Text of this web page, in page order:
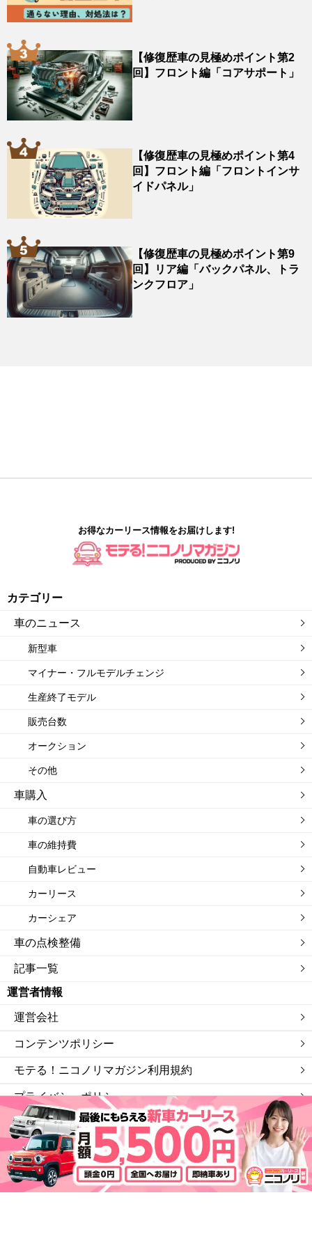
【修復歴車の見極めポイント第2
回】フロント編「コアサポート」
【修復歴車の見極めポイント第4
回】フロント編「フロントインサ
イドパネル」
【修復歴車の見極めポイント第9
回】リア編「バックパネル、トラ
ンクフロア」
お得なカーリース情報をお届けします!
カテゴリー
車のニュース
新型車
マイナー・フルモデルチェンジ
生産終了モデル
販売台数
オークション
その他
車購入
車の選び方
車の維持費
自動車レビュー
カーリース
カーシェア
車の点検整備
記事一覧
運営者情報
運営会社
コンテンツポリシー
モテる！ニコノリマガジン利用規約
プライバシーポリシー
サイトマップ
私たちは「ニコニコレンタカー」を運営する会社です。
©モテる！ニコノリマガジン.